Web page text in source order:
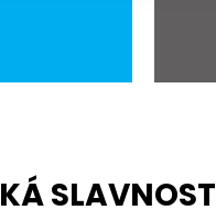
SLAVNOST